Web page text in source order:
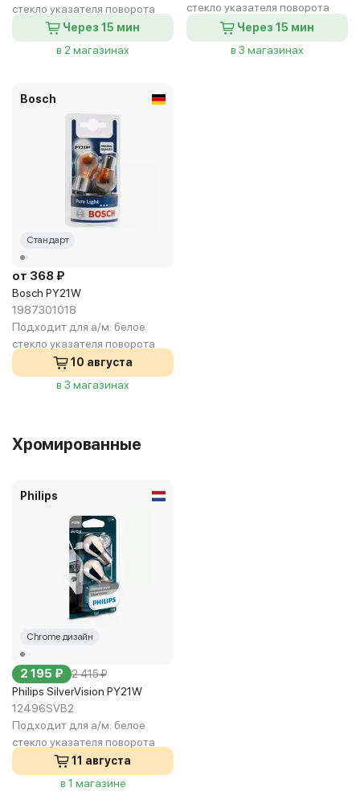
стекло указателя поворота
Через 15 мин
в 2 магазинах
стекло указателя поворота
Через 15 мин
в 3 магазинах
Bosch
Стандарт
от 368 ₽
Bosch PY21W
1987301018
Подходит для а/м: белое
стекло указателя поворота
10 августа
в 3 магазинах
Хромированные
Philips
Chrome дизайн
2 195 ₽ 2 415 ₽
Philips SilverVision PY21W
12496SVB2
Подходит для а/м: белое
стекло указателя поворота
11 августа
в 1 магазине